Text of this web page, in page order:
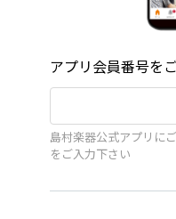
アプリ会員番号を
島村楽器公式アプリに
をご入力下さい